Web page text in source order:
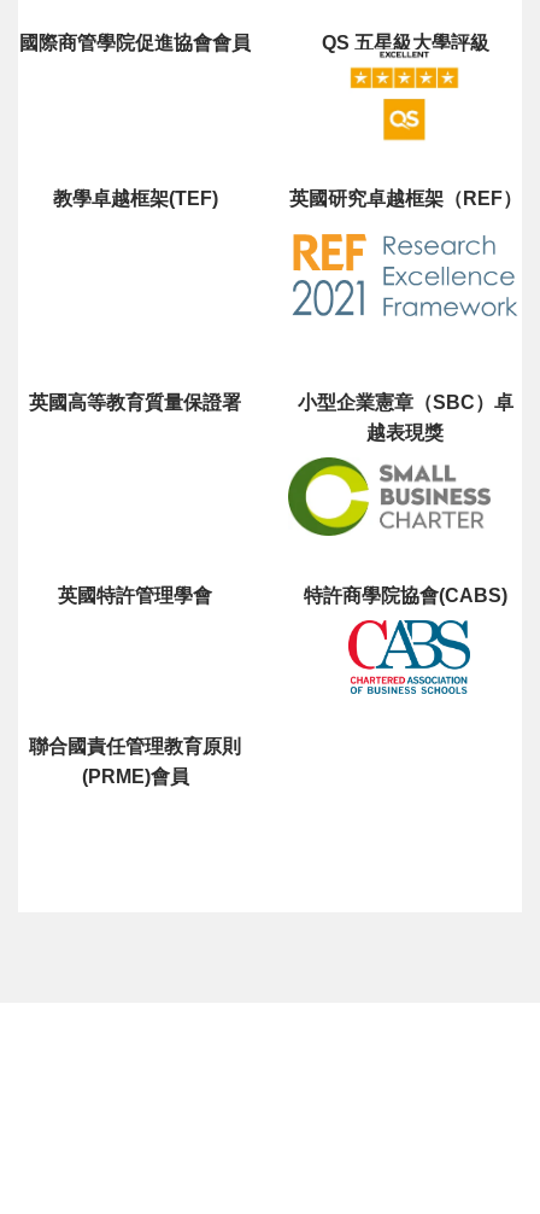
國際商管學院促進協會會員 QS 五星級大學評級
教學卓越框架(TEF) 英國研究卓越框架（REF）
英國高等教育質量保證署
小型企業憲章（SBC）卓
越表現獎
英國特許管理學會 特許商學院協會(CABS)
聯合國責任管理教育原則
(PRME)會員